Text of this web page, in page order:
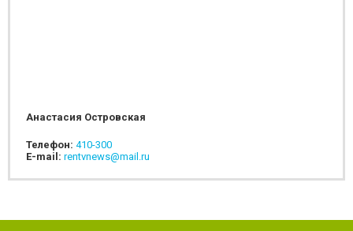
Анастасия Островская
Телефон: 410-300
E-mail: rentvnews@mail.ru